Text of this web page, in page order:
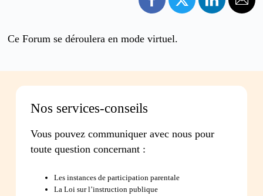
Ce Forum se déroulera en mode virtuel.
Nos services-conseils
Vous pouvez communiquer avec nous pour
toute question concernant :
Les instances de participation parentale
La Loi sur l’instruction publique